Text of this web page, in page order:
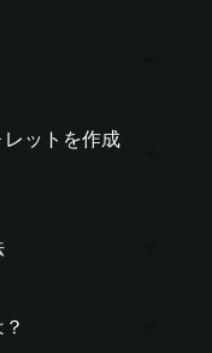
ットを作成